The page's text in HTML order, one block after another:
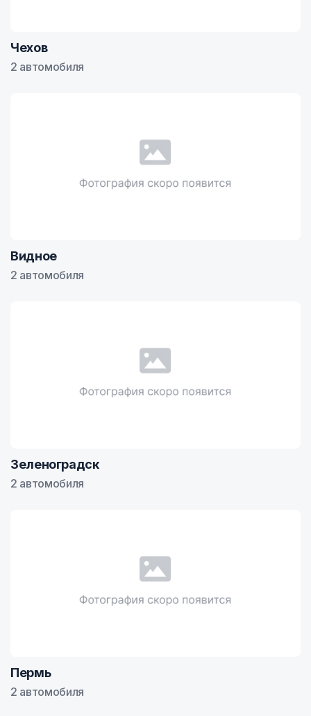
Чехов
2 автомобиля
Видное
2 автомобиля
Зеленоградск
2 автомобиля
Пермь
2 автомобиля